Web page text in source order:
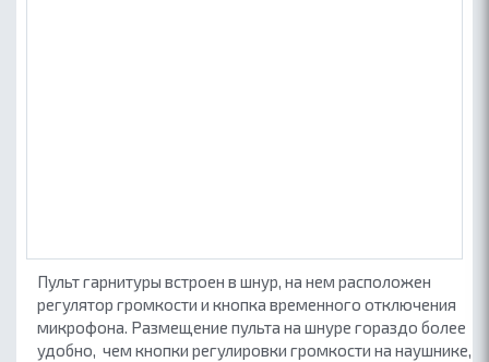
Пульт гарнитуры встроен в шнур, на нем расположен
регулятор громкости и кнопка временного отключения
микрофона. Размещение пульта на шнуре гораздо более
удобно, чем кнопки регулировки громкости на наушнике,